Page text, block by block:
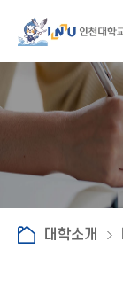
대학소개